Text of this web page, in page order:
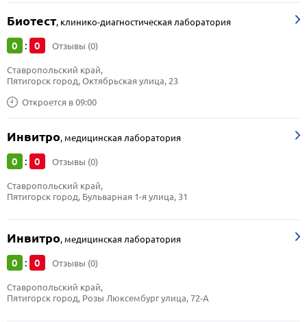
Биотест, клинико-диагностическая лаборатория
0 : 0 Отзывы (0)
Откроется в 09:00
Ставропольский край,
Пятигорск город, Октябрьская улица, 23
Инвитро, медицинская лаборатория
0 : 0 Отзывы (0)
Ставропольский край,
Пятигорск город, Бульварная 1-я улица, 31
Инвитро, медицинская лаборатория
0 : 0 Отзывы (0)
Ставропольский край,
Пятигорск город, Розы Люксембург улица, 72-А